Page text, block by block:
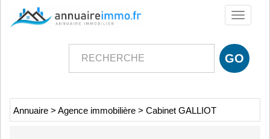
Toggle
Annuaire > Agence immobilière > Cabinet GALLIOT